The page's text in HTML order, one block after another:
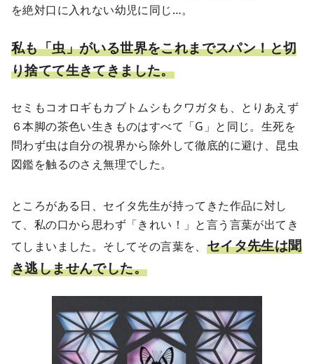
を絶対口に入れない幼児に同じ…。
私も「虫」がいる世界をこれまでスパン！と切
り捨てて生きてきました。
セミもコオロギもカブトムシもクワガタも、とりあえず
６本脚の茶色い生きものはすべて「G」と同じ。生死を
問わず虫は自分の視界から除外して徹底的に避け、昆虫
図鑑を触るのさえ無理でした。
ところがある日、セイタ先生が持ってきた作品に対し
て、私の口から思わず「きれい！」と言う言葉が出てき
てしまいました。そしてその言葉を、 セイタ先生は聞
き逃しませんでした。